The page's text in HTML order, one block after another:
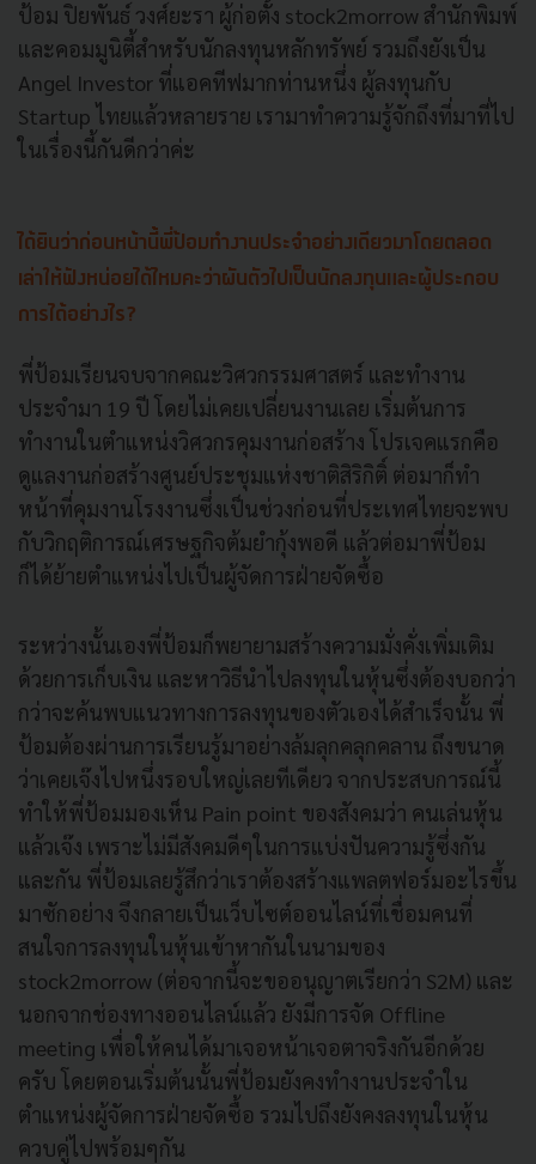
ป้อม ปิยพันธ์ วงศ์ยะรา ผู้ก่อตั้ง stock2morrow สำนักพิมพ์
และคอมมูนิตี้สำหรับนักลงทุนหลักทรัพย์ รวมถึงยังเป็น
Angel Investor ที่แอคทีฟมากท่านหนึ่ง ผู้ลงทุนกับ
Startup ไทยแล้วหลายราย เรามาทำความรู้จักถึงที่มาที่ไป
ในเรื่องนี้กันดีกว่าค่ะ
ได้ยินว่าก่อนหน้านี้พี่ป้อมทำงานประจำอย่างเดียวมาโดยตลอด
เล่าให้ฟังหน่อยได้ไหมคะว่าผันตัวไปเป็นนักลงทุนและผู้ประกอบ
การได้อย่างไร?
พี่ป้อมเรียนจบจากคณะวิศวกรรมศาสตร์ และทำงาน
ประจำมา 19 ปี โดยไม่เคยเปลี่ยนงานเลย เริ่มต้นการ
ทำงานในตำแหน่งวิศวกรคุมงานก่อสร้าง โปรเจคแรกคือ
ดูแลงานก่อสร้างศูนย์ประชุมแห่งชาติสิริกิติ์ ต่อมาก็ทำ
หน้าที่คุมงานโรงงานซึ่งเป็นช่วงก่อนที่ประเทศไทยจะพบ
กับวิกฤติการณ์เศรษฐกิจต้มยำกุ้งพอดี แล้วต่อมาพี่ป้อม
ก็ได้ย้ายตำแหน่งไปเป็นผู้จัดการฝ่ายจัดซื้อ
ระหว่างนั้นเองพี่ป้อมก็พยายามสร้างความมั่งคั่งเพิ่มเติม
ด้วยการเก็บเงิน และหาวิธีนำไปลงทุนในหุ้นซึ่งต้องบอกว่า
กว่าจะค้นพบแนวทางการลงทุนของตัวเองได้สำเร็จนั้น พี่
ป้อมต้องผ่านการเรียนรู้มาอย่างล้มลุกคลุกคลาน ถึงขนาด
ว่าเคยเจ๊งไปหนึ่งรอบใหญ่เลยทีเดียว จากประสบการณ์นี้
ทำให้พี่ป้อมมองเห็น Pain point ของสังคมว่า คนเล่นหุ้น
แล้วเจ๊ง เพราะไม่มีสังคมดีๆในการแบ่งปันความรู้ซึ่งกัน
และกัน พี่ป้อมเลยรู้สึกว่าเราต้องสร้างแพลตฟอร์มอะไรขึ้น
มาซักอย่าง จึงกลายเป็นเว็บไซต์ออนไลน์ที่เชื่อมคนที่
สนใจการลงทุนในหุ้นเข้าหากันในนามของ
stock2morrow (ต่อจากนี้จะขออนุญาตเรียกว่า S2M) และ
นอกจากช่องทางออนไลน์แล้ว ยังมีการจัด Offline
meeting เพื่อให้คนได้มาเจอหน้าเจอตาจริงกันอีกด้วย
ครับ โดยตอนเริ่มต้นนั้นพี่ป้อมยังคงทำงานประจำใน
ตำแหน่งผู้จัดการฝ่ายจัดซื้อ รวมไปถึงยังคงลงทุนในหุ้น
ควบคู่ไปพร้อมๆกัน